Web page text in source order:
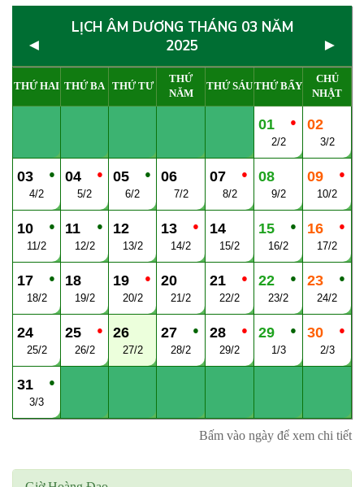
◄
LỊCH ÂM DƯƠNG THÁNG 03 NĂM
2025
►
THỨ HAI THỨ BA THỨ TƯ
THỨ
NĂM
THỨ SÁUTHỨ BẨY
CHỦ
NHẬT
●
01
2/2
02
3/2
●
03
4/2
●
04
5/2
●
05
6/2
06
7/2
●
07
8/2
08
9/2
●
09
10/2
●
10
11/2
●
11
12/2
12
13/2
●
13
14/2
14
15/2
●
15
16/2
●
16
17/2
●
17
18/2
18
19/2
●
19
20/2
20
21/2
●
21
22/2
●
22
23/2
●
23
24/2
24
25/2
●
25
26/2
26
27/2
●
27
28/2
●
28
29/2
●
29
1/3
●
30
2/3
●
31
3/3
Bấm vào ngày để xem chi tiết